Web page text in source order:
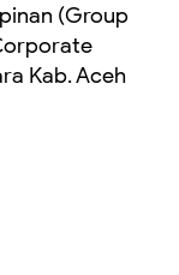
(Group
Kab. Aceh